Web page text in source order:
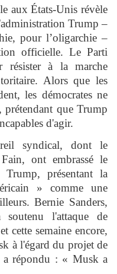
aux États-Unis révèle
Trump –
pour l’oligarchie –
officielle. Le Parti
résister à la marche
Alors que les
les démocrates ne
que Trump
d'agir.
syndical, dont le
ont embrassé le
Trump, présentant la
» comme une
Bernie Sanders,
soutenu l'attaque de
cette semaine encore,
à l'égard du projet de
a répondu : « Musk a